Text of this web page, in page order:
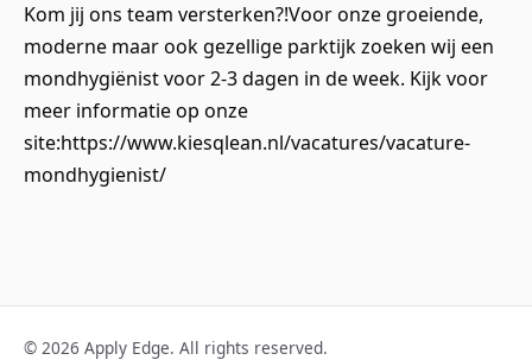
Kom jij ons team versterken?!Voor onze groeiende,
moderne maar ook gezellige parktijk zoeken wij een
mondhygiënist voor 2-3 dagen in de week. Kijk voor
meer informatie op onze
site:https://www.kiesqlean.nl/vacatures/vacature-
mondhygienist/
© 2026 Apply Edge. All rights reserved.